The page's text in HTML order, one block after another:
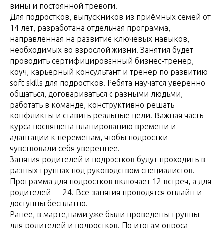
вины и постоянной тревоги.
Для подростков, выпускников из приёмных семей от
14 лет, разработана отдельная программа,
направленная на развитие ключевых навыков,
необходимых во взрослой жизни. Занятия будет
проводить сертифицированный бизнес-тренер,
коуч, карьерный консультант и тренер по развитию
soft skills для подростков. Ребята научатся уверенно
общаться, договариваться с разными людьми,
работать в команде, конструктивно решать
конфликты и ставить реальные цели. Важная часть
курса посвящена планированию времени и
адаптации к переменам, чтобы подростки
чувствовали себя увереннее.
Занятия родителей и подростков будут проходить в
разных группах под руководством специалистов.
Программа для подростков включает 12 встреч, а для
родителей — 24. Все занятия проводятся онлайн и
доступны бесплатно.
Ранее, в марте,нами уже были проведены группы
для родителей и подростков. По итогам опроса